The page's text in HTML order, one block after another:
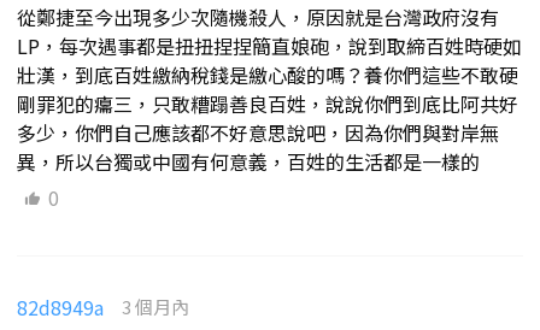
從鄭捷至今出現多少次隨機殺人，原因就是台灣政府沒有
LP，每次遇事都是扭扭捏捏簡直娘砲，說到取締百姓時硬如
壯漢，到底百姓繳納稅錢是繳心酸的嗎？養你們這些不敢硬
剛罪犯的癟三，只敢糟蹋善良百姓，說說你們到底比阿共好
多少，你們自己應該都不好意思說吧，因為你們與對岸無
異，所以台獨或中國有何意義，百姓的生活都是一樣的
0
82d8949a 3 個月內